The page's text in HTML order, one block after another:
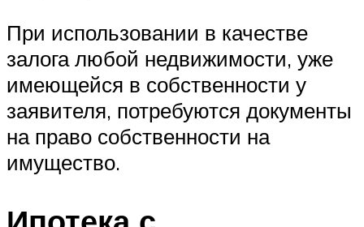
При использовании в качестве
залога любой недвижимости, уже
имеющейся в собственности у
заявителя, потребуются документы
на право собственности на
имущество.